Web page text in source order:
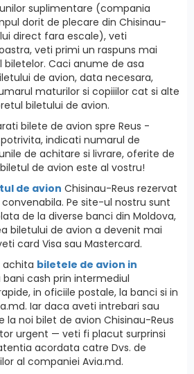
suplimentare (compania
dorit de plecare din Chisinau-
direct fara escale), veti
veti primi un raspuns mai
Caci anume de asa
de avion, data necesara,
maturilor si copiiilor cat si alte
biletului de avion.
bilete de avion spre Reus -
indicati numarul de
de achitare si livrare, oferite de
de avion este al vostru!
de avion Chisinau-Reus rezervat
Pe site-ul nostru sunt
de la diverse banci din Moldova,
biletului de avion a devenit mai
card Visa sau Mastercard.
achita biletele de avion in
cash prin intermediul
in oficiile postale, la banci si in
Iar daca aveti intrebari sau
noi bilet de avion Chisinau-Reus
urgent — veti fi placut surprinsi
acordata catre Dvs. de
al companiei Avia.md.